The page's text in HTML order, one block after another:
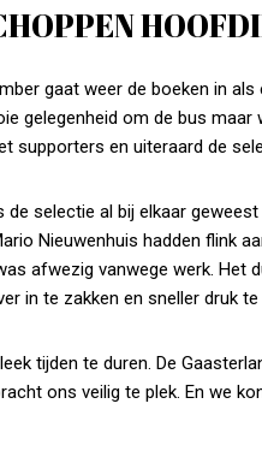
gaat weer de boeken in
gelegenheid om de bus maar
supporters en uiteraard de
selectie al bij elkaar
Nieuwenhuis hadden flink
afwezig vanwege werk. Het
in te zakken en sneller druk
tijden te duren. De
ons veilig te plek. En we